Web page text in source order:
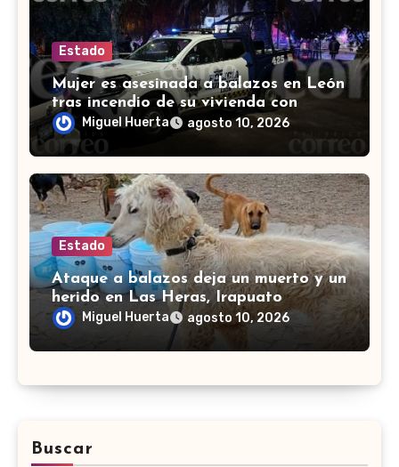
Estado
Mujer es asesinada a balazos en León
tras incendio de su vivienda con
bombas molotov
Miguel Huerta agosto 10, 2026
Estado
Ataque a balazos deja un muerto y un
herido en Las Heras, Irapuato
Miguel Huerta agosto 10, 2026
Buscar